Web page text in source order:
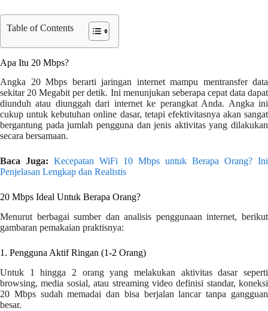
Table of Contents
Apa Itu 20 Mbps?
Angka 20 Mbps berarti jaringan internet mampu mentransfer data
sekitar 20 Megabit per detik. Ini menunjukan seberapa cepat data dapat
diunduh atau diunggah dari internet ke perangkat Anda. Angka ini
cukup untuk kebutuhan online dasar, tetapi efektivitasnya akan sangat
bergantung pada jumlah pengguna dan jenis aktivitas yang dilakukan
secara bersamaan.
Baca Juga: Kecepatan WiFi 10 Mbps untuk Berapa Orang? Ini
Penjelasan Lengkap dan Realistis
20 Mbps Ideal Untuk Berapa Orang?
Menurut berbagai sumber dan analisis penggunaan internet, berikut
gambaran pemakaian praktisnya:
1. Pengguna Aktif Ringan (1-2 Orang)
Untuk 1 hingga 2 orang yang melakukan aktivitas dasar seperti
browsing, media sosial, atau streaming video definisi standar, koneksi
20 Mbps sudah memadai dan bisa berjalan lancar tanpa gangguan
besar.